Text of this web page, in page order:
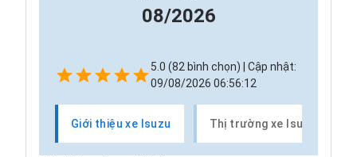
08/2026
5.0 (82 bình chọn) | Cập nhật:
09/08/2026 06:56:12
Giới thiệu xe Isuzu Thị trường xe Isuzu